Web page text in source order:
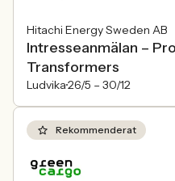
Hitachi Energy Sweden AB
Intresseanmälan –
Transformers
Ludvika26/5 – 30/12
Rekommenderat